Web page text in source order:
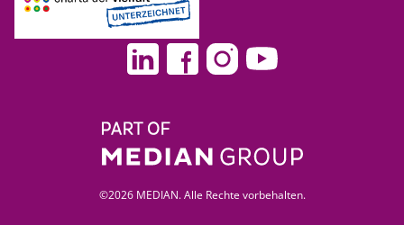
©2026 MEDIAN. Alle Rechte vorbehalten.